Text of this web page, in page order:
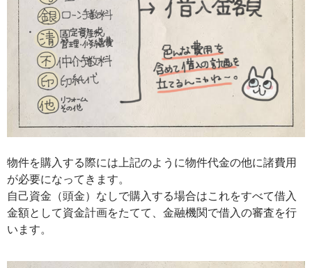
物件を購入する際には上記のように物件代金の他に諸費用
が必要になってきます。
自己資金（頭金）なしで購入する場合はこれをすべて借入
金額として資金計画をたてて、金融機関で借入の審査を行
います。